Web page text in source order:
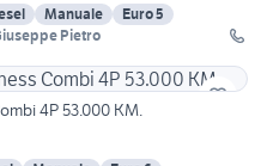
Manuale
Euro 5
Pietro
4P 53.000 KM.